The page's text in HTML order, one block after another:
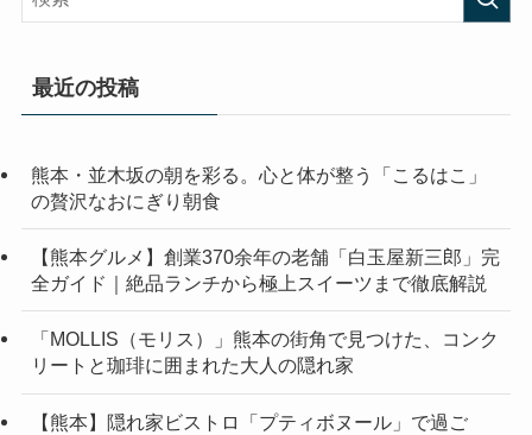
最近の投稿
熊本・並木坂の朝を彩る。心と体が整う「こるはこ」
の贅沢なおにぎり朝食
【熊本グルメ】創業370余年の老舗「白玉屋新三郎」完
全ガイド｜絶品ランチから極上スイーツまで徹底解説
「MOLLIS（モリス）」熊本の街角で見つけた、コンク
リートと珈琲に囲まれた大人の隠れ家
【熊本】隠れ家ビストロ「プティボヌール」で過ご